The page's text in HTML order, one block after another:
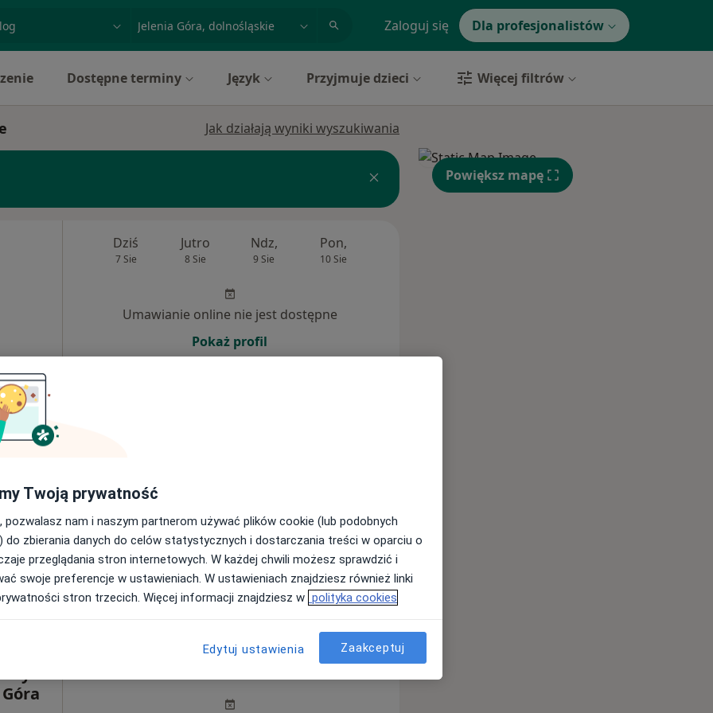
miasto lub dzielnica Zaloguj się Dla profesjonalistów
Dostępne terminy Język Przyjmuje dzieci Więcej filtrów
Jak działają wyniki wyszukiwania
Dziś
7 Sie
Jutro
8 Sie
Ndz,
9 Sie
Pon,
10 Sie
Umawianie online nie jest dostępne
Pokaż profil
Brak kalendarza w Twojej lokalizacji.
Pokaż adresy z kalendarzem
Jutro Ndz, Pon, Wt,
Powiększ mapę
Twoją prywatność
pozwalasz nam i naszym partnerom używać plików cookie (lub podobnych
do zbierania danych do celów statystycznych i dostarczania treści w oparciu o
przeglądania stron internetowych. W każdej chwili możesz sprawdzić i
swoje preferencje w ustawieniach. W ustawieniach znajdziesz również linki
stron trzecich. Więcej informacji znajdziesz w polityka cookies
Edytuj ustawienia Zaakceptuj